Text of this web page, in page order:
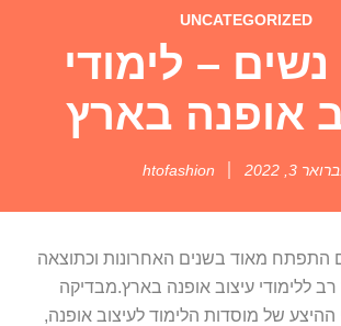
UNCATEGORIZED
נשים – לימודי
אופנה בארץ
3, 2022
htofashion
התפתח מאוד בשנים האחרונות וכתוצאה
רב ללימודי עיצוב אופנה בארץ.מבדיקה
ההיצע של מוסדות הלימוד לעיצוב אופנה,